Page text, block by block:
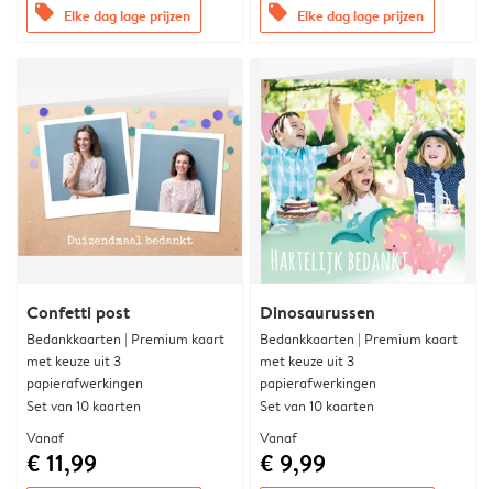
offers Elke dag lage prijzen offers Elke dag lage prijzen
Confetti post
Bedankkaarten | Premium kaart
met keuze uit 3
papierafwerkingen
Set van 10 kaarten
Vanaf
€ 11,99
Dinosaurussen
Bedankkaarten | Premium kaart
met keuze uit 3
papierafwerkingen
Set van 10 kaarten
Vanaf
€ 9,99